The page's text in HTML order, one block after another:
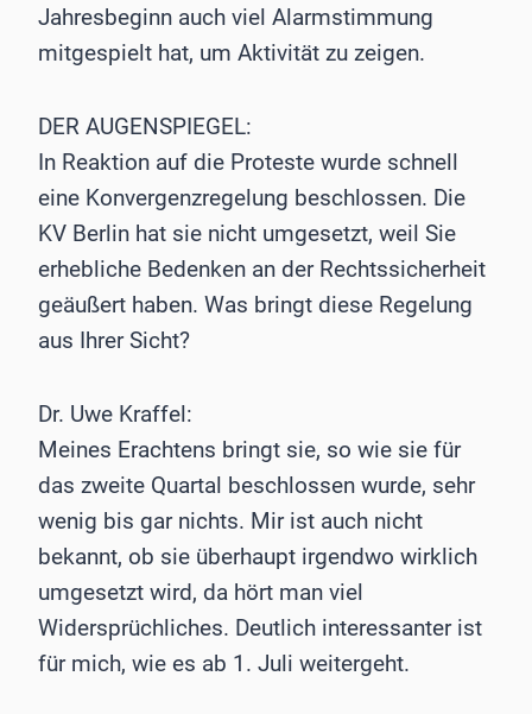
Jahresbeginn auch viel Alarmstimmung
mitgespielt hat, um Aktivität zu zeigen.
DER AUGENSPIEGEL:
In Reaktion auf die Proteste wurde schnell
eine Konvergenzregelung beschlossen. Die
KV Berlin hat sie nicht umgesetzt, weil Sie
erhebliche Bedenken an der Rechtssicherheit
geäußert haben. Was bringt diese Regelung
aus Ihrer Sicht?
Dr. Uwe Kraffel:
Meines Erachtens bringt sie, so wie sie für
das zweite Quartal beschlossen wurde, sehr
wenig bis gar nichts. Mir ist auch nicht
bekannt, ob sie überhaupt irgendwo wirklich
umgesetzt wird, da hört man viel
Widersprüchliches. Deutlich interessanter ist
für mich, wie es ab 1. Juli weitergeht.